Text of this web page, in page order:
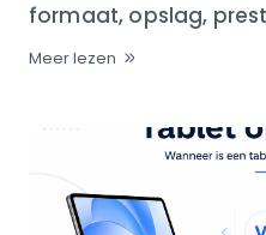
formaat, opslag,
Meer lezen